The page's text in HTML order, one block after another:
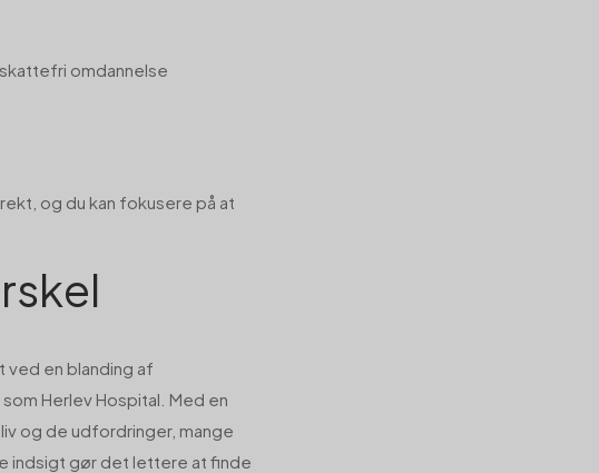
omdannelse
og du kan fokusere på at
en blanding af
Herlev Hospital. Med en
og de udfordringer, mange
indsigt gør det lettere at finde